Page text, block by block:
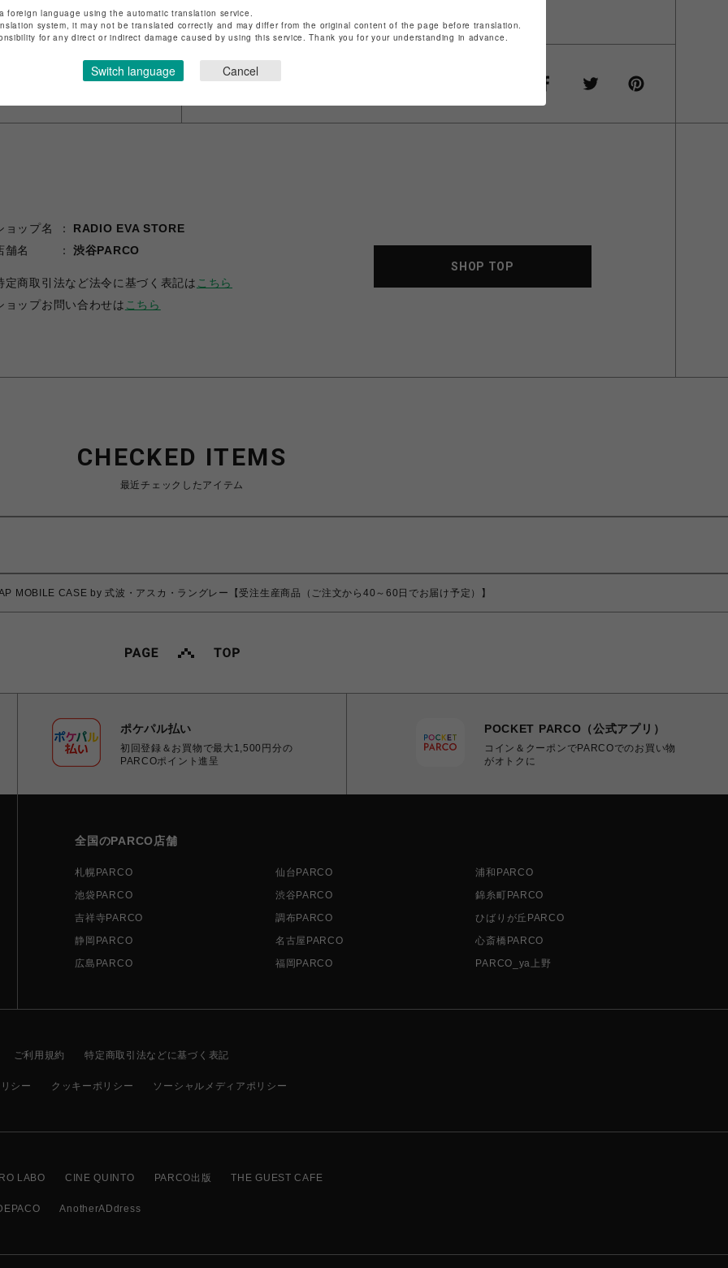
※画像は試作品の為、実際の商品と異なる場合があります。
シェアする
ョップ名
RADIO EVA STORE
舗名
渋谷PARCO
定商取引法など法令に基づく表記は こちら
ョップお問い合わせは こちら
SHOP TOP
CHECKED ITEMS
最近チェックしたアイテム
MOBILE CASE by 式波・アスカ・ラングレー【受注生産商品（ご注文から40～60日でお届け予定）】
ポケパル払い
初回登録＆お買物で最大1,500円分の
PARCOポイント進呈
POCKET PARCO（公式アプリ）
コイン＆クーポンでPARCOでのお買い物
がオトクに
全国のPARCO店舗
札幌PARCO 仙台PARCO
浦和PARCO
池袋PARCO
渋谷PARCO
錦糸町PARCO
吉祥寺PARCO
調布PARCO
ひばりが丘PARCO
静岡PARCO
名古屋PARCO
心斎橋PARCO
広島PARCO
福岡PARCO PARCO_ya上野
ご利用規約 特定商取引法などに基づく表記
シー クッキーポリシー ソーシャルメディアポリシー
LABO CINE QUINTO PARCO出版 THE GUEST CAFE
AnotherADdress
foreign language using the automatic translation service.
system, it may not be translated correctly and may differ from the original content of the page before translation.
for any direct or indirect damage caused by using this service. Thank you for your understanding in advance.
Switch language Cancel